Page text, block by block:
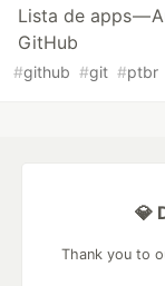
Lista de apps —
GitHub
#github #git #ptbr
💎
Thank you to